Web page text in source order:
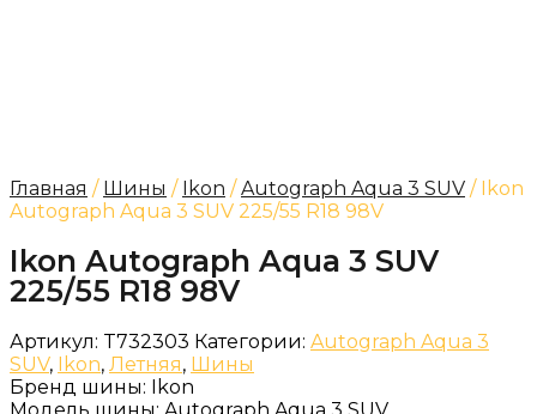
Главная / Шины / Ikon /Autograph Aqua 3 SUV / Ikon
Autograph Aqua 3 SUV 225/55 R18 98V
Ikon Autograph Aqua 3 SUV
225/55 R18 98V
Артикул: T732303 Категории: Autograph Aqua 3
SUV, Ikon, Летняя, Шины
Бренд шины: Ikon